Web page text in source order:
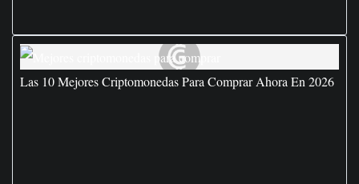
Las 10 Mejores Criptomonedas Para Comprar Ahora En 2026